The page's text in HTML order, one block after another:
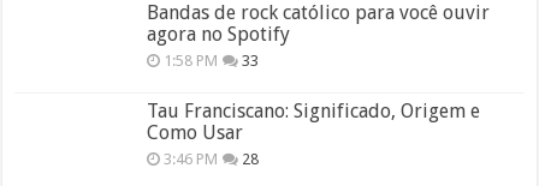
Bandas de rock católico para você ouvir
agora no Spotify
1:58 PM 33
Tau Franciscano: Significado, Origem e
Como Usar
3:46 PM 28